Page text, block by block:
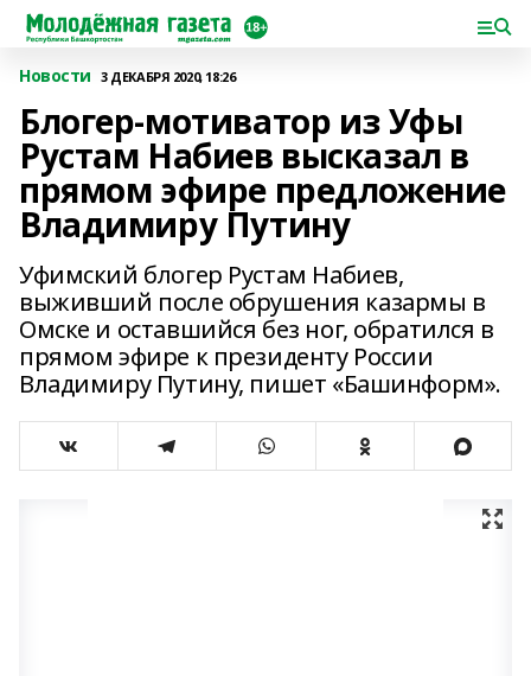
Новости 3 ДЕКАБРЯ 2020, 18:26
Блогер-мотиватор из Уфы
Рустам Набиев высказал в
прямом эфире предложение
Владимиру Путину
Уфимский блогер Рустам Набиев,
выживший после обрушения казармы в
Омске и оставшийся без ног, обратился в
прямом эфире к президенту России
Владимиру Путину, пишет «Башинформ».